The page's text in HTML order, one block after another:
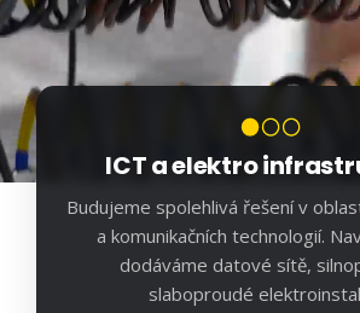
ICT a elektro
Budujeme spolehlivá řešení v
a komunikačních technologií.
dodáváme datové sítě,
slaboproudé